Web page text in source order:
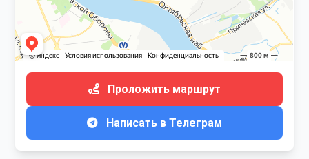
Проложить маршрут
Написать в Телеграм